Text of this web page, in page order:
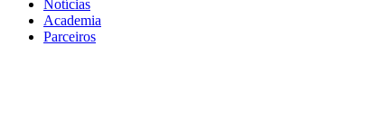
Notícias
Academia
Parceiros